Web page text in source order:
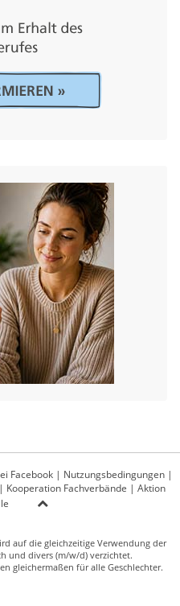
Facebook | Nutzungsbedingungen |
Kooperation Fachverbände | Aktion
auf die gleichzeitige Verwendung der
und divers (m/w/d) verzichtet.
gleichermaßen für alle Geschlechter.